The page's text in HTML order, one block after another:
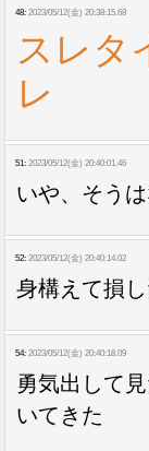
48: 2023/05/12(金) 20:38:15.68
スレタ
レ
51: 2023/05/12(金) 20:40:01.46
いや、そう
52: 2023/05/12(金) 20:40:14.02
身構えて損
54: 2023/05/12(金) 20:40:18.09
勇気出して
いてきた